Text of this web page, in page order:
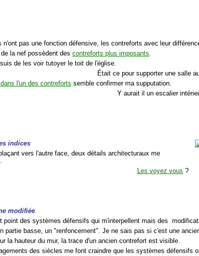
n'ont pas une fonction défensive, les contreforts avec leur
la nef possèdent descontreforts plus imposants
de les voir tutoyer le toit de l'église.
Était ce pour supporter une salle
l'un des contreforts semble confirmer ma supputation.
Y aurait il un escalier
indices
vers l'autre face, deux détails architecturaux me
Les voyez vous ?
modifiée
point des systèmes défensifs qui m'interpellent mais des
partie basse, un "renfoncement". Je ne sais pas si c'est une
la hauteur du mur, la trace d'un ancien contrefort est visible.
des siècles me font craindre que les systèmes défensifs